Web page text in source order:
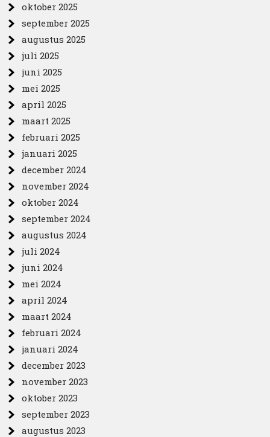
oktober 2025
september 2025
augustus 2025
juli 2025
juni 2025
mei 2025
april 2025
maart 2025
februari 2025
januari 2025
december 2024
november 2024
oktober 2024
september 2024
augustus 2024
juli 2024
juni 2024
mei 2024
april 2024
maart 2024
februari 2024
januari 2024
december 2023
november 2023
oktober 2023
september 2023
augustus 2023